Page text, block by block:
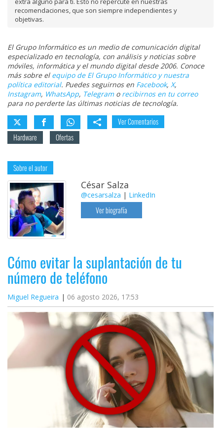
recomendaciones, que son siempre independientes y
objetivas.
El Grupo Informático es un medio de comunicación digital
especializado en tecnología, con análisis y noticias sobre
móviles, informática y el mundo digital desde 2006. Conoce
más sobre el equipo de El Grupo Informático y nuestra
política editorial. Puedes seguirnos en Facebook, X,
Instagram, WhatsApp, Telegramo recibirnos en tu correo
para no perderte las últimas noticias de tecnología.
Ver Comentarios
Hardware
Ofertas
Sobre el autor
César Salza
@cesarsalza | LinkedIn
Ver biografía
Cómo evitar la suplantación de tu
número de teléfono
Miguel Regueira 06 agosto 2026, 17:53